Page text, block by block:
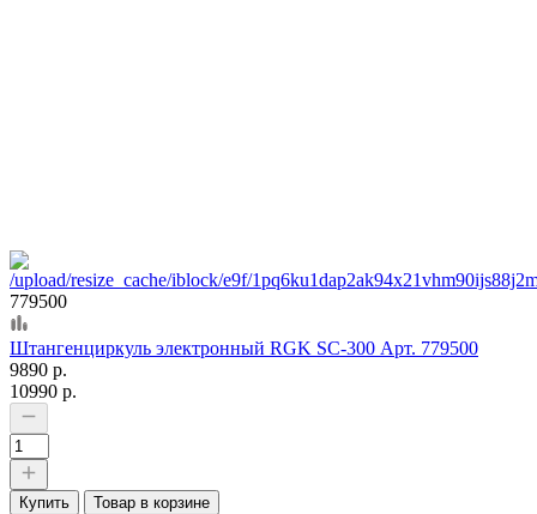
779500
Штангенциркуль электронный RGK SC-300 Арт. 779500
9890 р.
10990 р.
Купить Товар в корзине